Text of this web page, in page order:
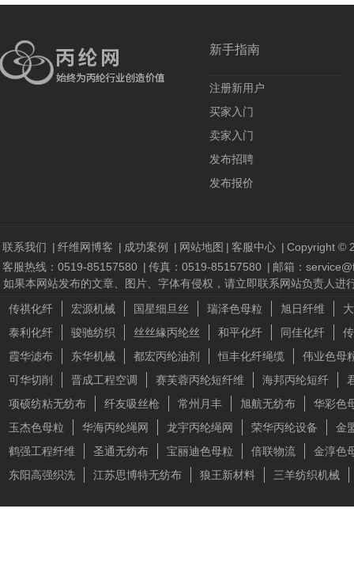
新手指南
注册新用户
买家入门
卖家入门
发布招聘
发布报价
联系我们 | 纤维网博客 | 成功案例 | 网站地图 | 客服中心 | Copyright ©
客服热线：0519-85157580 | 传真：0519-85157580 | 邮箱：
如果本网站发布的文章、图片、字体有侵权，请立即联系网站负责人
传祺化纤
宏源机械 国星细旦丝 瑞泽色母粒 旭日纤维
泰利化纤
骏驰纺织 丝丝緣丙纶丝 和平化纤 同佳化纤
霞华滤布
东华机械 都宏丙纶油剂 恒丰化纤绳缆
伟业色母
可华切削
晋成工程空调 赛芙蓉丙纶短纤维 海邦丙纶短纤
项硕纺粘无纺布
纤友吸丝枪 常州月丰 旭航无纺布
华彩色
玉杰色母粒
华海丙纶绳网 龙宇丙纶绳网 荣华丙纶设备
金
鹤强工程纤维
圣通无纺布 宝丽迪色母粒 倍联物流
金淳色
东阳高强织洗
江苏思博特无纺布 狼王新材料 三羊纺织机械